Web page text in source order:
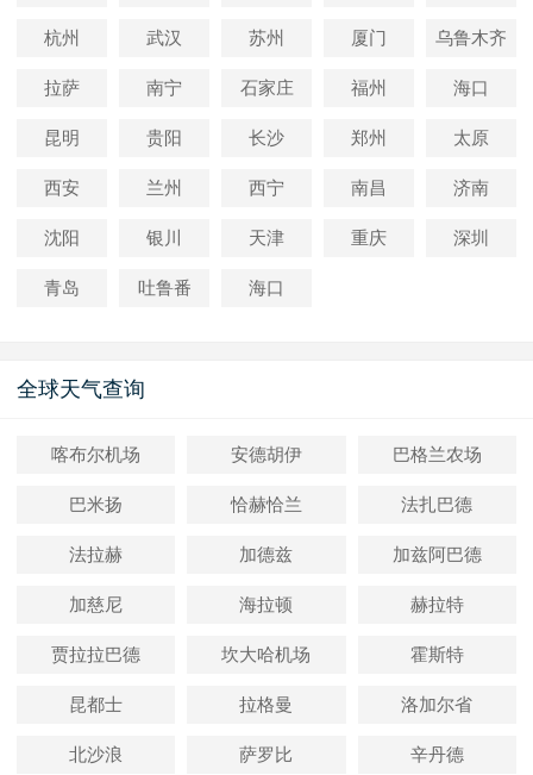
杭州 武汉 苏州 厦门 乌鲁木齐
拉萨 南宁 石家庄 福州 海口
昆明 贵阳 长沙 郑州 太原
西安 兰州 西宁 南昌 济南
沈阳 银川 天津 重庆 深圳
青岛 吐鲁番 海口
全球天气查询
喀布尔机场 安德胡伊 巴格兰农场
巴米扬 恰赫恰兰 法扎巴德
法拉赫 加德兹 加兹阿巴德
加慈尼 海拉顿 赫拉特
贾拉拉巴德 坎大哈机场 霍斯特
昆都士 拉格曼 洛加尔省
北沙浪 萨罗比 辛丹德